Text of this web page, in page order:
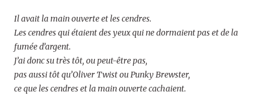
Il avait la main ouverte et les cendres.
Les cendres qui étaient des yeux qui ne dormaient pas et de la
fumée d’argent.
J’ai donc su très tôt, ou peut-être pas,
pas aussi tôt qu’Oliver Twist ou Punky Brewster,
ce que les cendres et la main ouverte cachaient.